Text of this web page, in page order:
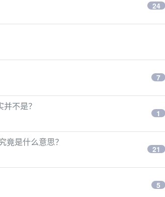
24
7
不是？
1
竟是什么意思？
21
5